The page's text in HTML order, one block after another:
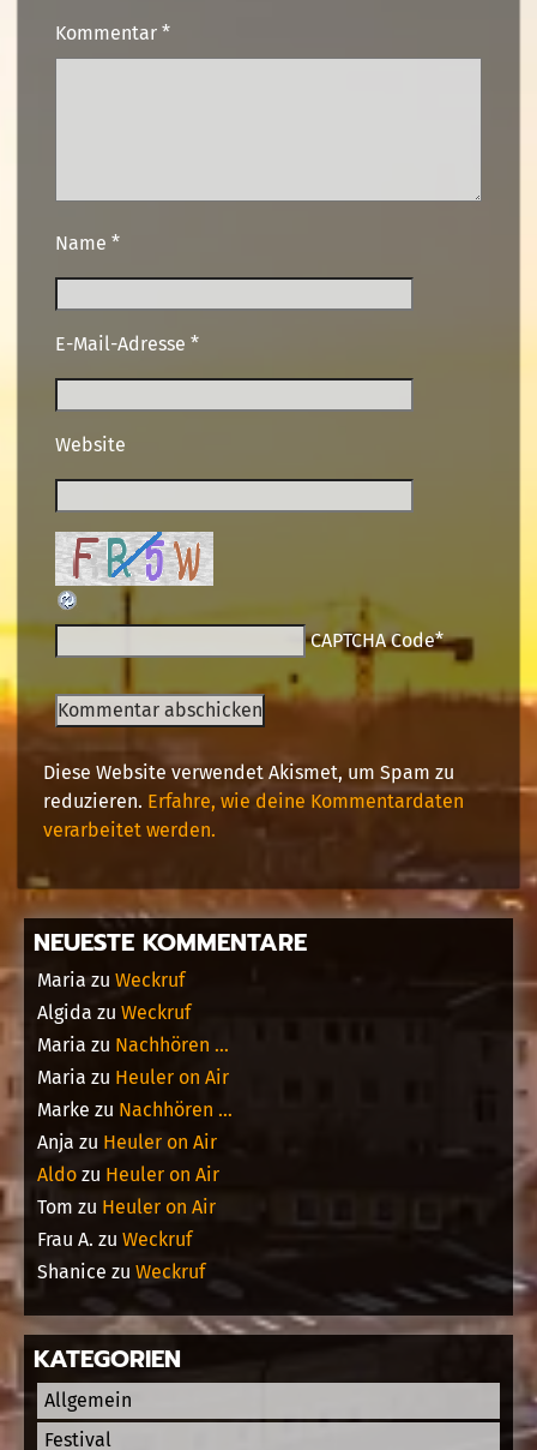
Kommentar *
Name *
E-Mail-Adresse *
Website
CAPTCHA Code*
Diese Website verwendet Akismet, um Spam zu
reduzieren. Erfahre, wie deine Kommentardaten
verarbeitet werden.
NEUESTE KOMMENTARE
Maria zu Weckruf
Algida zu Weckruf
Maria zu Nachhören …
Maria zu Heuler on Air
Marke zu Nachhören …
Anja zu Heuler on Air
Aldo zu Heuler on Air
Tom zu Heuler on Air
Frau A. zu Weckruf
Shanice zu Weckruf
KATEGORIEN
Allgemein
Festival